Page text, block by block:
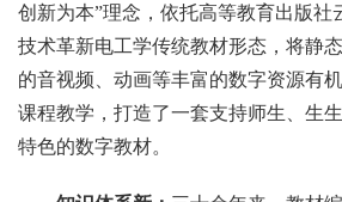
创新为本”理念，依托高等教育出版社
技术革新电工学传统教材形态，将静
的音视频、动画等丰富的数字资源有
课程教学，打造了一套支持师生、生
特色的数字教材。